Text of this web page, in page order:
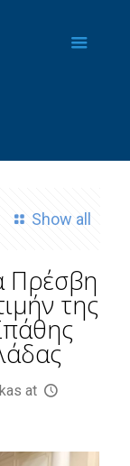
Show all
Πρέσβη
της
at